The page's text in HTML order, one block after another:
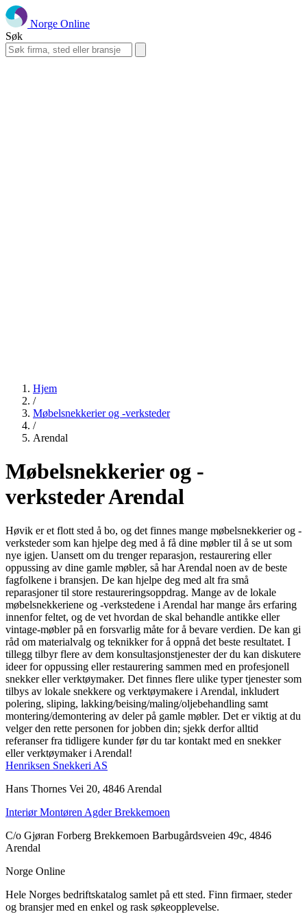
Norge Online
Søk
Hjem
/
Møbelsnekkerier og -verksteder
/
Arendal
Møbelsnekkerier og -
verksteder Arendal
Høvik er et flott sted å bo, og det finnes mange møbelsnekkerier og -
verksteder som kan hjelpe deg med å få dine møbler til å se ut som
nye igjen. Uansett om du trenger reparasjon, restaurering eller
oppussing av dine gamle møbler, så har Arendal noen av de beste
fagfolkene i bransjen. De kan hjelpe deg med alt fra små
reparasjoner til store restaureringsoppdrag. Mange av de lokale
møbelsnekkeriene og -verkstedene i Arendal har mange års erfaring
innenfor feltet, og de vet hvordan de skal behandle antikke eller
vintage-møbler på en forsvarlig måte for å bevare verdien. De kan gi
råd om materialvalg og teknikker for å oppnå det beste resultatet. I
tillegg tilbyr flere av dem konsultasjonstjenester der du kan diskutere
ideer for oppussing eller restaurering sammen med en profesjonell
snekker eller verktøymaker. Det finnes flere ulike typer tjenester som
tilbys av lokale snekkere og verktøymakere i Arendal, inkludert
polering, sliping, lakking/beising/maling/oljebehandling samt
montering/demontering av deler på gamle møbler. Det er viktig at du
velger den rette personen for jobben din; sjekk derfor alltid
referanser fra tidligere kunder før du tar kontakt med en snekker
eller verktøymaker i Arendal!
Henriksen Snekkeri AS
Hans Thornes Vei 20, 4846 Arendal
Interiør Montøren Agder Brekkemoen
C/o Gjøran Forberg Brekkemoen Barbugårdsveien 49c, 4846
Arendal
Norge Online
Hele Norges bedriftskatalog samlet på ett sted. Finn firmaer, steder
og bransjer med en enkel og rask søkeopplevelse.